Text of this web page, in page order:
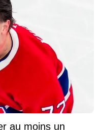
au moins un